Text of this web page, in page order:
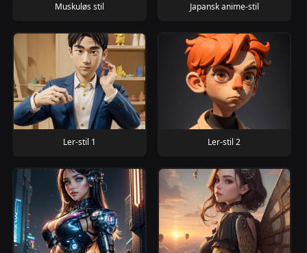
Muskuløs stil Japansk anime-stil
Ler-stil 1 Ler-stil 2